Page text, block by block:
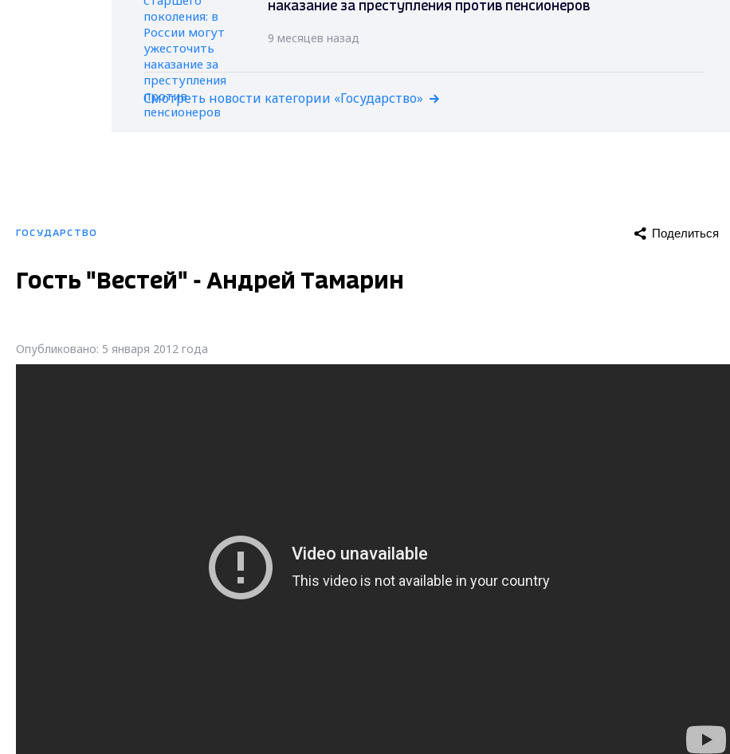
наказание за преступления против пенсионеров
9 месяцев назад
Смотреть новости категории «Государство»
ГОСУДАРСТВО Поделиться
Гость "Вестей" - Андрей Тамарин
Опубликовано: 5 января 2012 года